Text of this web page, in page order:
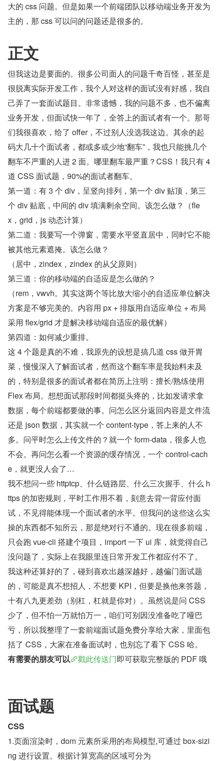
大的 css 问题。但是如果一个前端团队以移动端业务开发为
主的，那 css 可以问的问题还是很多的。
正文
但我这边是要面的。很多公司面人的问题千奇百怪，甚至是
很脱离实际开发工作，我个人对这样的面试没有好感，我自
己弄了一套面试题目。非常遗憾，我的问题不多，也不偏离
业务开发，但面试快一年了，全答上的面试者有一个。那哥
们我很喜欢，给了 offer，不过别人没选我这边。其余的起
码大几十个面试者，都或多或少地“翻车”，我也只能挑几个
翻车不严重的人进 2 面。哪里翻车最严重？CSS！我只有 4
道 CSS 面试题，90%的面试者翻车。
第一道：有 3 个 div，呈竖向排列，第一个 div 贴顶，第三
个 div 贴底，中间的 div 填满剩余空间。该怎么做？（fle
x，grid，js 动态计算）
第二道：我要写一个弹窗，需要水平竖直居中，同时它不能
被其他元素遮掩。该怎么做？
（居中，zindex，zindex 的从父原则）
第三道：你的移动端的自适应是怎么做的？
（rem，vwvh。其实这两个等比放大缩小的自适应单位解决
方案是不够完美的。内容用 px + 排版用自适应单位 + 布局
采用 flex/grid 才是解决移动端自适应的最优解）
第四道：如何减少重排。
这 4 个题是真的不难，我原先的设想是搞几道 css 做开胃
菜，慢慢深入了解面试者，然而这个翻车率是我始料未及
的，特别是很多的面试者都在简历上注明：擅长/熟练使用
Flex 布局。想想面试那段时间都挺头疼的，比如发请求拿
数据，每个前端都要做的事。问怎么区分返回内容是文件流
还是 json 数据，其实就一个 content-type，答上来的人不
多。问平时怎么上传文件的？就一个 form-data，很多人也
不会。再问怎么看一个资源的缓存情况，一个 control-cach
e，就更没人会了…
我不想问一些 httptcp、什么链路层、什么三次握手、什么 h
ttps 的加密规则，平时工作用不着，刻意去背一背应付面
试，不见得能体现一个面试者的水平。但我问的这些这么实
操的东西都不知所云，那是绝对行不通的。现在很多前端，
只会跑 vue-cli 搭建个项目，import 一下 ui 库，就觉得自己
没问题了，实际上在我眼里连日常开发工作都应付不了。
我这种还算好的了，碰到喜欢出越深越好，越偏门面试题
的，可能是真不想招人，不想要 KPI，但要是换他来答题，
十有八九更差劲（别杠，杠就是你对）。虽然说是问 CSS
少了，但不怕一万就怕万一，咱们可别因没准备吃了哑巴
亏，所以我整理了一套前端面试题免费分享给大家，里面包
括了 CSS，大家在准备面试时，也别忘了看下 CSS 哈。
有需要的朋友可以
戳此传送门即可获取完整版的 PDF 哦
面试题
CSS
1.页面渲染时，dom 元素所采用的布局模型,可通过 box-sizi
ng 进行设置。根据计算宽高的区域可分为